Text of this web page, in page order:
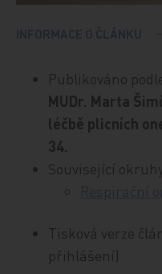
Publikováno
MUDr. Marta
léčbě plicních
34.
Související
Tisková verze
přihlášení)